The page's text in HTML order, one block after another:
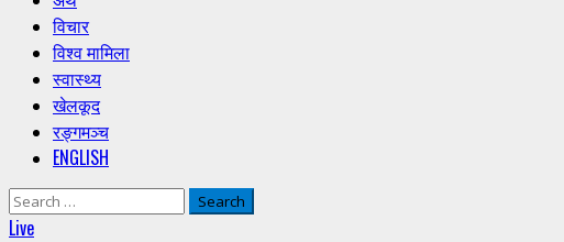
विचार
विश्व मामिला
स्वास्थ्य
खेलकूद
रङ्गमञ्च
ENGLISH
Search
for:
Live